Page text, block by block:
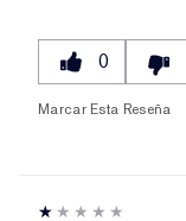
0
Marcar Esta Reseña